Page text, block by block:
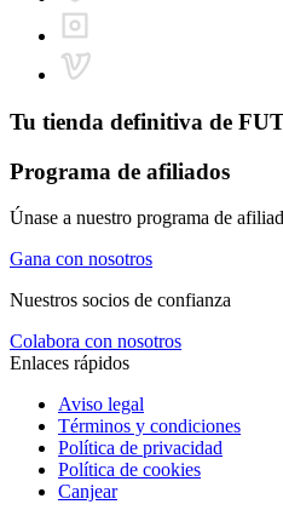
Tu tienda definitiva de
Programa de afiliados
Únase a nuestro programa de
Gana con nosotros
Nuestros socios de confianza
Colabora con nosotros
Enlaces rápidos
Aviso legal
Términos y condiciones
Política de privacidad
Política de cookies
Canjear